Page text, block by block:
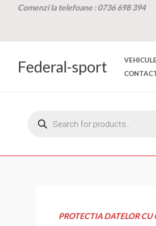
Comenzi la telefoane :0736 698 394
Federal-sport
PROTECTIA DATELOR CU